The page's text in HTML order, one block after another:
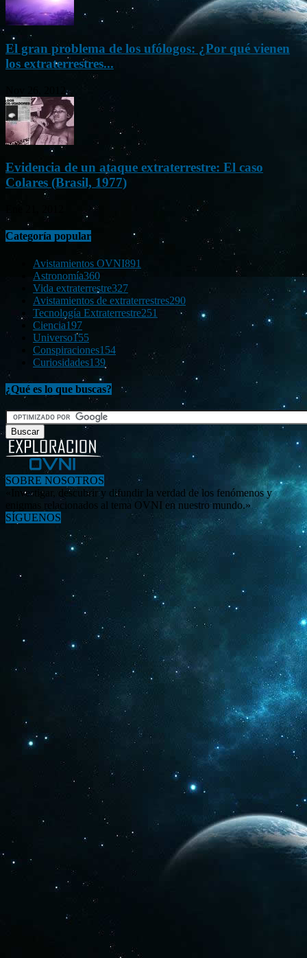
El gran problema de los ufólogos: ¿Por qué vienen
los extraterrestres...
Evidencia de un ataque extraterrestre: El caso
Colares (Brasil, 1977)
Categoría popular
Avistamientos OVNI891
Astronomía360
Vida extraterrestre327
Avistamientos de extraterrestres290
Tecnología Extraterrestre251
Ciencia197
Universo155
Conspiraciones154
Curiosidades139
¿Qué es lo que buscas?
SOBRE NOSOTROS
«Investigar, descubrir y difundir la verdad de los fenómenos y
enigmas relacionados al tema OVNI en nuestro mundo.»
SÍGUENOS